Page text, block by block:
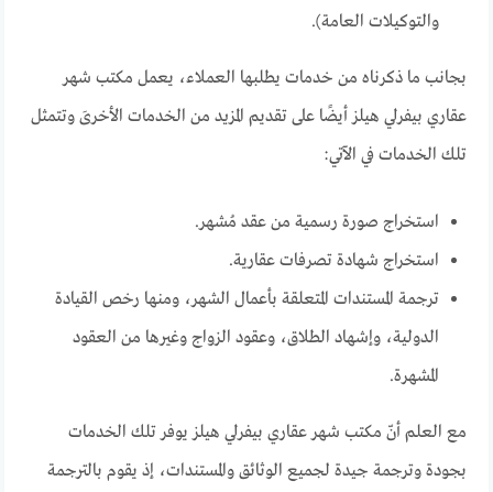
والتوكيلات العامة).
بجانب ما ذكرناه من خدمات يطلبها العملاء، يعمل مكتب شهر
عقاري بيفرلي هيلز أيضًا على تقديم المزيد من الخدمات الأخرىَ وتتمثل
تلك الخدمات في الآتي:
استخراج صورة رسمية من عقد مُشهر.
استخراج شهادة تصرفات عقارية.
ترجمة المستندات المتعلقة بأعمال الشهر، ومنها رخص القيادة
الدولية، وإشهاد الطلاق، وعقود الزواج وغيرها من العقود
المشهرة.
مع العلم أنّ مكتب شهر عقاري بيفرلي هيلز يوفر تلك الخدمات
بجودة وترجمة جيدة لجميع الوثائق والمستندات، إذ يقوم بالترجمة